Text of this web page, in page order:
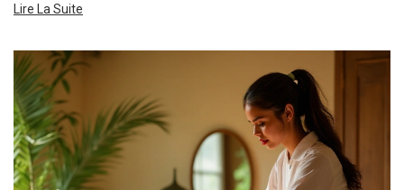
Lire La Suite